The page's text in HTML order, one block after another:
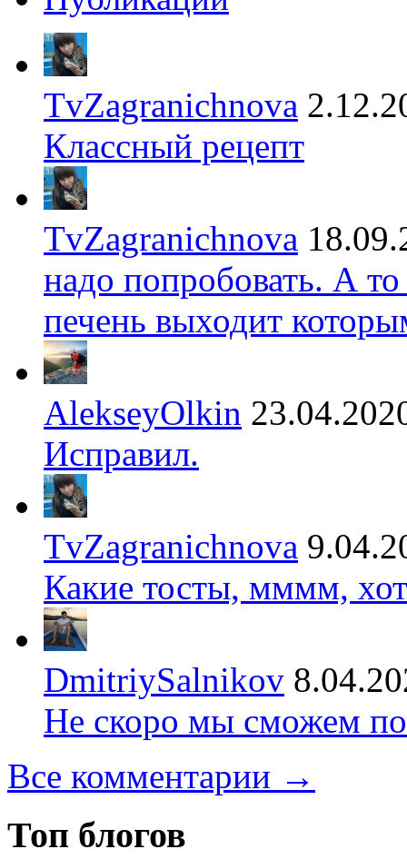
TvZagranichnova
Классный рецепт
TvZagranichnova
надо попробовать. А
печень выходит
AlekseyOlkin
Исправил.
TvZagranichnova
Какие тосты, мммм,
DmitriySalnikov
Не скоро мы сможем
Все комментарии →
Топ блогов